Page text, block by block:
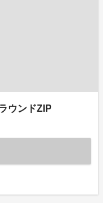
ウンドZIP